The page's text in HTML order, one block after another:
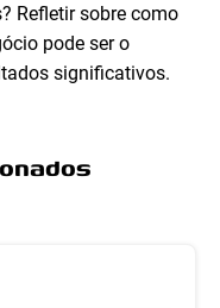
Refletir sobre como
pode ser o
significativos.